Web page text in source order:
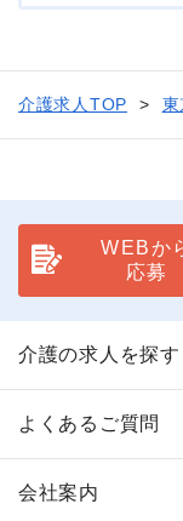
介護求人TOP 東
WEBか
応募
介護の求人を探す
よくあるご質問
会社案内